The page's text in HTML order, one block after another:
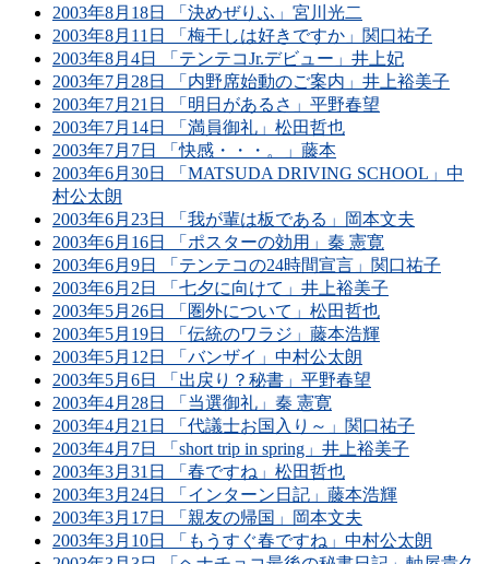
2003年8月18日 「決めぜりふ」宮川光二
2003年8月11日 「梅干しは好きですか」関口祐子
2003年8月4日 「テンテコJr.デビュー」井上妃
2003年7月28日 「内野席始動のご案内」井上裕美子
2003年7月21日 「明日があるさ」平野春望
2003年7月14日 「満員御礼」松田哲也
2003年7月7日 「快感・・・。」藤本
2003年6月30日 「MATSUDA DRIVING SCHOOL」中
村公太朗
2003年6月23日 「我が輩は板である」岡本文夫
2003年6月16日 「ポスターの効用」秦 憲寛
2003年6月9日 「テンテコの24時間宣言」関口祐子
2003年6月2日 「七夕に向けて」井上裕美子
2003年5月26日 「圏外について」松田哲也
2003年5月19日 「伝統のワラジ」藤本浩輝
2003年5月12日 「バンザイ」中村公太朗
2003年5月6日 「出戻り？秘書」平野春望
2003年4月28日 「当選御礼」秦 憲寛
2003年4月21日 「代議士お国入り～」関口祐子
2003年4月7日 「short trip in spring」井上裕美子
2003年3月31日 「春ですね」松田哲也
2003年3月24日 「インターン日記」藤本浩輝
2003年3月17日 「親友の帰国」岡本文夫
2003年3月10日 「もうすぐ春ですね」中村公太朗